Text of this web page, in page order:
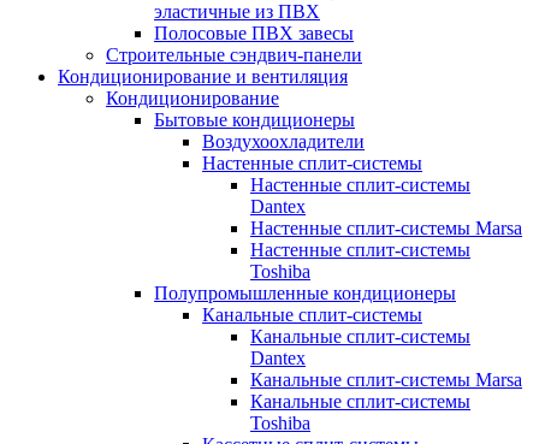
эластичные из ПВХ
Полосовые ПВХ завесы
Строительные сэндвич-панели
Кондиционирование и вентиляция
Кондиционирование
Бытовые кондиционеры
Воздухоохладители
Настенные сплит-системы
Настенные сплит-системы
Dantex
Настенные сплит-системы Marsa
Настенные сплит-системы
Toshiba
Полупромышленные кондиционеры
Канальные сплит-системы
Канальные сплит-системы
Dantex
Канальные сплит-системы Marsa
Канальные сплит-системы
Toshiba